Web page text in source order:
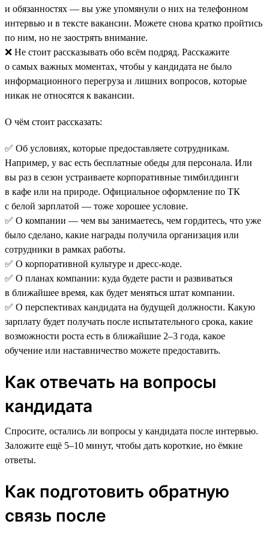
и обязанностях — вы уже упомянули о них на телефонном
интервью и в тексте вакансии. Можете снова кратко пройтись
по ним, но не заострять внимание.
❌ Не стоит рассказывать обо всём подряд. Расскажите
о самых важных моментах, чтобы у кандидата не было
информационного перегруза и лишних вопросов, которые
никак не относятся к вакансии.
О чём стоит рассказать:
✅ Об условиях, которые предоставляете сотрудникам.
Например, у вас есть бесплатные обеды для персонала. Или
вы раз в сезон устраиваете корпоративные тимбилдинги
в кафе или на природе. Официальное оформление по ТК
с белой зарплатой — тоже хорошее условие.
✅ О компании — чем вы занимаетесь, чем гордитесь, что уже
было сделано, какие награды получила организация или
сотрудники в рамках работы.
✅ О корпоративной культуре и дресс-коде.
✅ О планах компании: куда будете расти и развиваться
в ближайшее время, как будет меняться штат компании.
✅ О перспективах кандидата на будущей должности. Какую
зарплату будет получать после испытательного срока, какие
возможности роста есть в ближайшие 2–3 года, какое
обучение или наставничество можете предоставить.
Как отвечать на вопросы
кандидата
Спросите, остались ли вопросы у кандидата после интервью.
Заложите ещё 5–10 минут, чтобы дать короткие, но ёмкие
ответы.
Как подготовить обратную
связь после